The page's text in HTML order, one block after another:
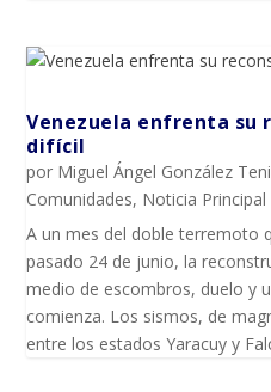
Venezuela enfrenta su
difícil
por Miguel Ángel González
Comunidades, Noticia Principal
A un mes del doble terremoto
pasado 24 de junio, la
medio de escombros, duelo y
comienza. Los sismos, de
entre los estados Yaracuy y